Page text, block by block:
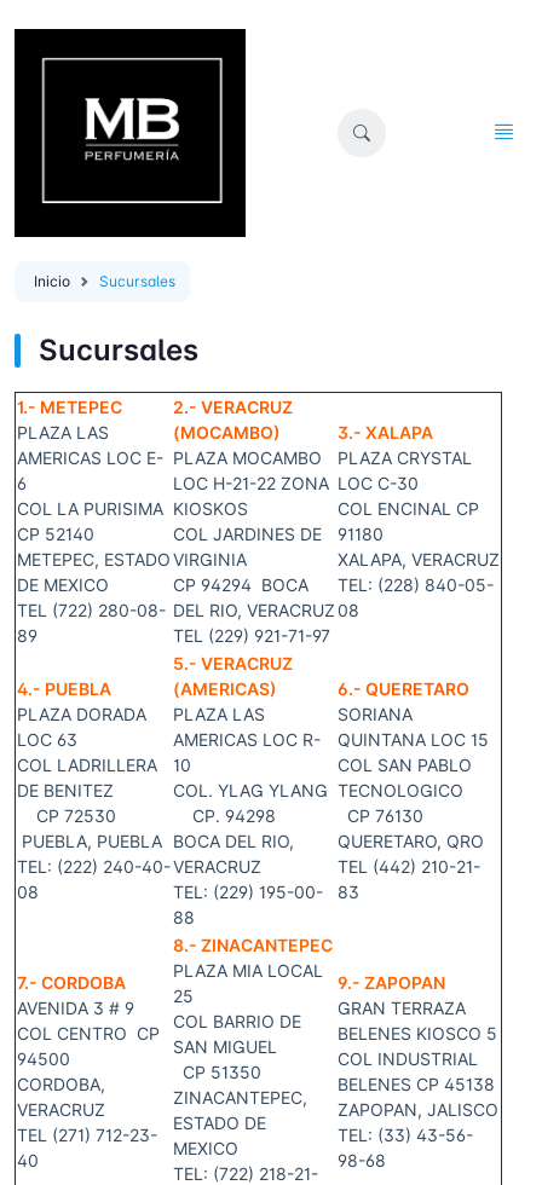
Inicio Sucursales
Sucursales
1.- METEPEC
PLAZA LAS
AMERICAS LOC E-
6
COL LA PURISIMA
CP 52140
METEPEC, ESTADO
DE MEXICO
TEL (722) 280-08-
89
2.- VERACRUZ
(MOCAMBO)
PLAZA MOCAMBO
LOC H-21-22 ZONA
KIOSKOS
COL JARDINES DE
VIRGINIA
CP 94294 BOCA
DEL RIO, VERACRUZ
TEL (229) 921-71-97
3.- XALAPA
PLAZA CRYSTAL
LOC C-30
COL ENCINAL CP
91180
XALAPA, VERACRUZ
TEL: (228) 840-05-
08
4.- PUEBLA
PLAZA DORADA
LOC 63
COL LADRILLERA
DE BENITEZ
CP 72530
PUEBLA, PUEBLA
TEL: (222) 240-40-
08
5.- VERACRUZ
(AMERICAS)
PLAZA LAS
AMERICAS LOC R-
10
COL. YLAG YLANG
CP. 94298
BOCA DEL RIO,
VERACRUZ
TEL: (229) 195-00-
88
6.- QUERETARO
SORIANA
QUINTANA LOC 15
COL SAN PABLO
TECNOLOGICO
CP 76130
QUERETARO, QRO
TEL (442) 210-21-
83
7.- CORDOBA
AVENIDA 3 # 9
COL CENTRO CP
94500
CORDOBA,
VERACRUZ
TEL (271) 712-23-
40
8.- ZINACANTEPEC
PLAZA MIA LOCAL
25
COL BARRIO DE
SAN MIGUEL
CP 51350
ZINACANTEPEC,
ESTADO DE
MEXICO
TEL: (722) 218-21-
9.- ZAPOPAN
GRAN TERRAZA
BELENES KIOSCO 5
COL INDUSTRIAL
BELENES CP 45138
ZAPOPAN, JALISCO
TEL: (33) 43-56-
98-68